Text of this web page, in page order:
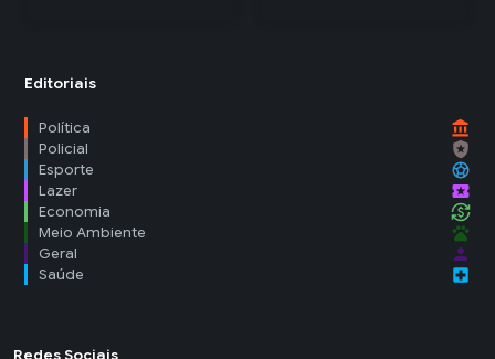
Editoriais
Política account_balance
Policial local_police
Esporte sports_soccer
Lazer local_activity
Economia currency_exchange
Meio Ambiente pets
Geral person
Saúde local_hospital